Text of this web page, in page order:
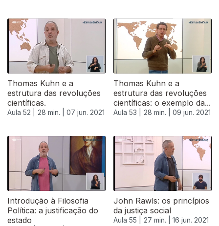
Thomas Kuhn e a
estrutura das revoluções
científicas.
Aula 52 | 28 min. | 07 jun. 2021
Thomas Kuhn e a
estrutura das revoluções
científicas: o exemplo da...
Aula 53 | 28 min. | 09 jun. 2021
Introdução à Filosofia
Política: a justificação do
estado
John Rawls: os princípios
da justiça social
Aula 55 | 27 min. | 16 jun. 2021